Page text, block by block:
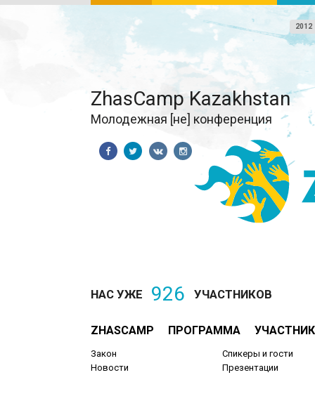
2012
ZhasCamp Kazakhstan
Молодежная [не] конференция
НАС УЖЕ 926 УЧАСТНИКОВ
ZHASCAMP ПРОГРАММА
Закон
Новости
Спикеры и гости
Презентации